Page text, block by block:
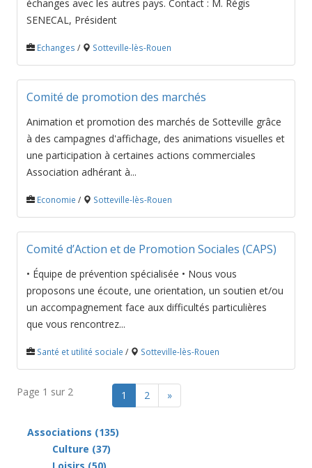
échanges avec les autres pays. Contact : M. Régis
SENECAL, Président
Echanges / Sotteville-lès-Rouen
Comité de promotion des marchés
Animation et promotion des marchés de Sotteville grâce
à des campagnes d'affichage, des animations visuelles et
une participation à certaines actions commerciales
Association adhérant à...
Economie / Sotteville-lès-Rouen
Comité d’Action et de Promotion Sociales (CAPS)
• Équipe de prévention spécialisée • Nous vous
proposons une écoute, une orientation, un soutien et/ou
un accompagnement face aux difficultés particulières
que vous rencontrez...
Santé et utilité sociale / Sotteville-lès-Rouen
Page 1 sur 2 1 2 »
Associations (135)
Culture (37)